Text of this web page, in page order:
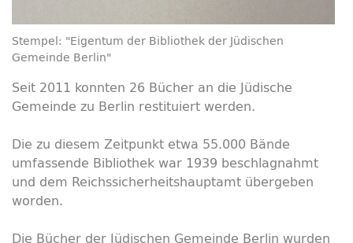
Stempel: "Eigentum der Bibliothek der Jüdischen
Gemeinde Berlin"
Seit 2011 konnten 26 Bücher an die Jüdische
Gemeinde zu Berlin restituiert werden.
Die zu diesem Zeitpunkt etwa 55.000 Bände
umfassende Bibliothek war 1939 beschlagnahmt
und dem Reichssicherheitshauptamt übergeben
worden.
Die Bücher der Jüdischen Gemeinde Berlin wurden